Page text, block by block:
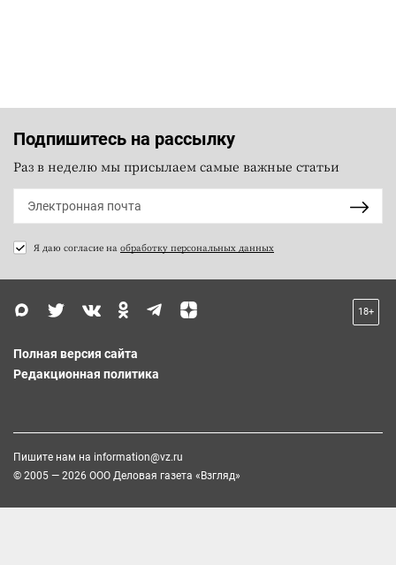
Подпишитесь на рассылку
Раз в неделю мы присылаем самые важные статьи
Я даю согласие на обработку персональных данных
18+
Полная версия сайта
Редакционная политика
Пишите нам на information@vz.ru
© 2005 — 2026 ООО Деловая газета «Взгляд»